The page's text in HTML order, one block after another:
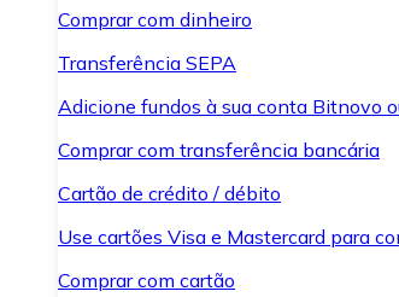
Comprar com dinheiro
Transferência SEPA
Adicione fundos à sua conta Bitnovo
Comprar com transferência bancária
Cartão de crédito / débito
Use cartões Visa e Mastercard para
Comprar com cartão